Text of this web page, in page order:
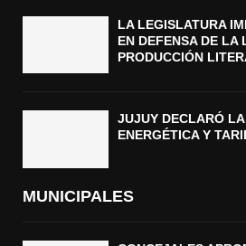
LA LEGISLATURA
EN DEFENSA DE LA
PRODUCCIÓN
JUJUY DECLARÓ
ENERGÉTICA Y
MUNICIPALES